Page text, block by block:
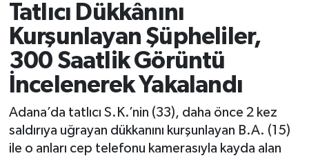
Tatlıcı Dükkânını
Kurşunlayan Şüpheliler,
300 Saatlik Görüntü
İncelenerek Yakalandı
Adana’da tatlıcı S.K.’nin (33), daha önce 2 kez
saldırıya uğrayan dükkanını kurşunlayan B.A. (15)
ile o anları cep telefonu kamerasıyla kayda alan